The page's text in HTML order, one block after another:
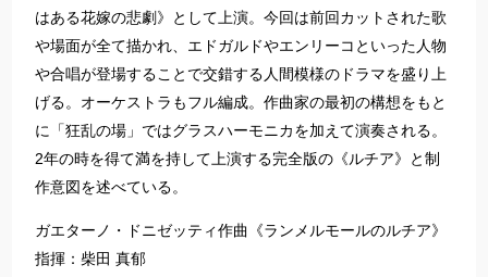
はある花嫁の悲劇》として上演。今回は前回カットされた歌
や場面が全て描かれ、エドガルドやエンリーコといった人物
や合唱が登場することで交錯する人間模様のドラマを盛り上
げる。オーケストラもフル編成。作曲家の最初の構想をもと
に「狂乱の場」ではグラスハーモニカを加えて演奏される。
2年の時を得て満を持して上演する完全版の《ルチア》と制
作意図を述べている。
ガエターノ・ドニゼッティ作曲《ランメルモールのルチア》
指揮：柴田 真郁